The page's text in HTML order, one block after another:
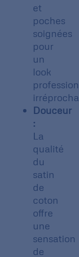
et
poches
soignées
pour
un
look
Douceur
:
La
qualité
du
satin
de
coton
offre
une
sensation
de